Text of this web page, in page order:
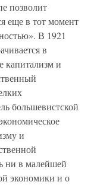
позволит
еще в тот момент
В 1921
в
капитализм и
большевистской
и
ни в малейшей
экономики и о